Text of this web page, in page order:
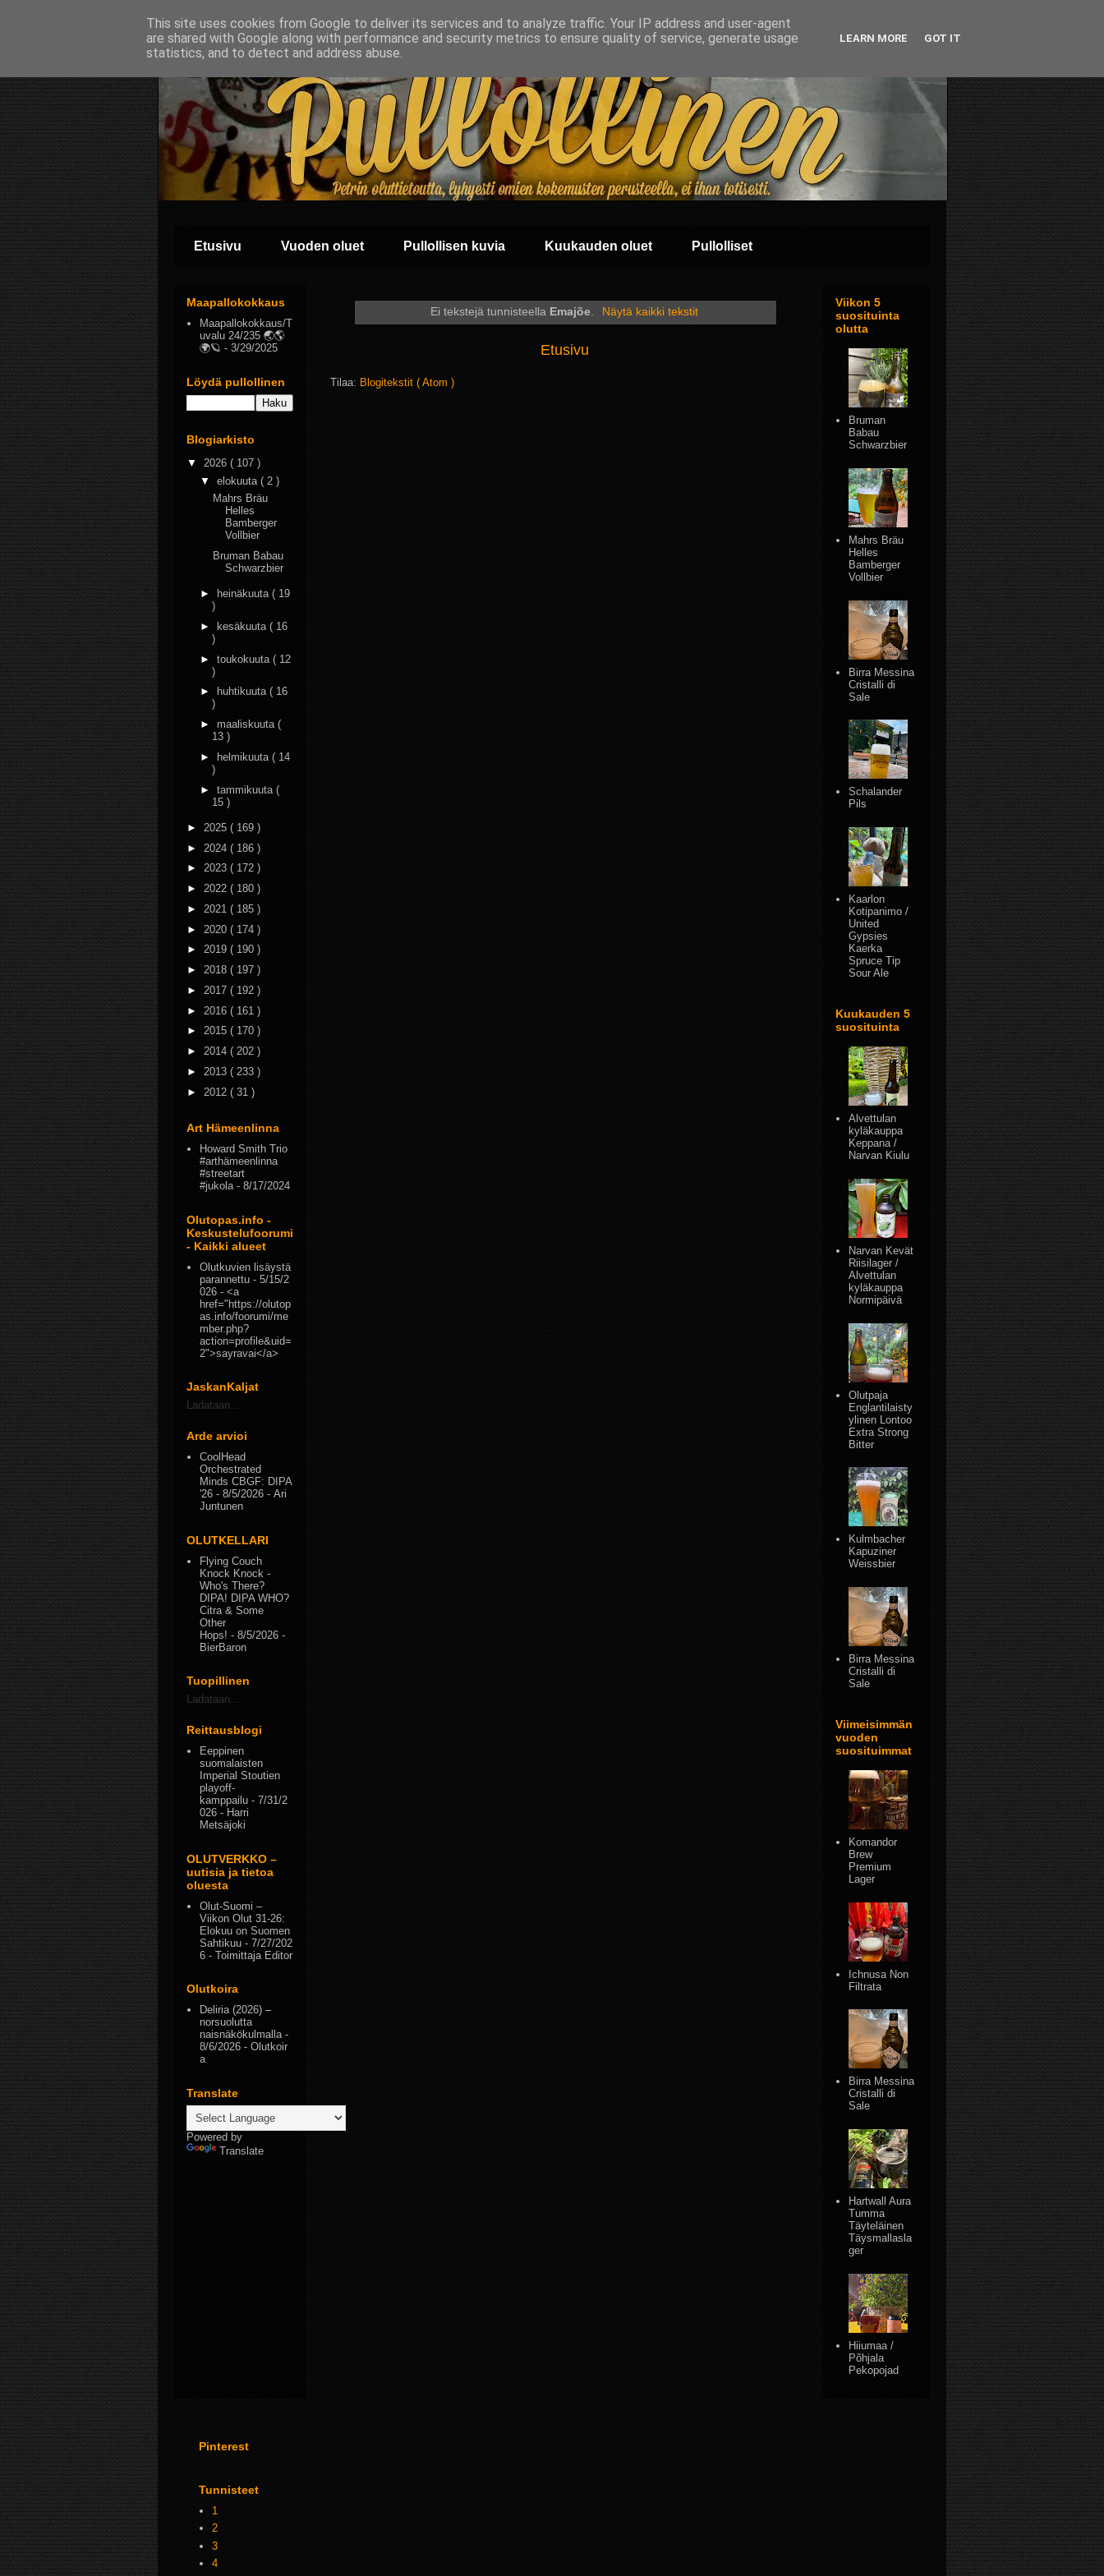
Etusivu Vuoden oluet Pullollisen kuvia Kuukauden oluet Pullolliset
Ei tekstejä tunnisteella Emajõe. Näytä kaikki tekstit
Etusivu
Tilaa: Blogitekstit ( Atom )
Maapallokokkaus
Maapallokokkaus/T
uvalu 24/235 🌏🌎
🌍🪐 - 3/29/2025
Löydä pullollinen
Blogiarkisto
▼ 2026 ( 107 )
▼ elokuuta ( 2 )
Mahrs Bräu
Helles
Bamberger
Vollbier
Bruman Babau
Schwarzbier
► heinäkuuta ( 19
)
►
kesäkuuta ( 16
)
► toukokuuta ( 12
)
►
huhtikuuta ( 16
)
► maaliskuuta (
13 )
►
helmikuuta ( 14
)
► tammikuuta (
15 )
► 2025 ( 169 )
► 2024 ( 186 )
► 2023 ( 172 )
► 2022 ( 180 )
► 2021 ( 185 )
► 2020 ( 174 )
► 2019 ( 190 )
► 2018 ( 197 )
► 2017 ( 192 )
► 2016 ( 161 )
► 2015 ( 170 )
► 2014 ( 202 )
► 2013 ( 233 )
► 2012 ( 31 )
Art Hämeenlinna
Howard Smith Trio
#arthämeenlinna
#streetart
#jukola- 8/17/2024
Olutopas.info -
Keskustelufoorumi
- Kaikki alueet
Olutkuvien lisäystä
parannettu - 5/15/2
026 - <a
href="https://olutop
as.info/foorumi/me
mber.php?
action=profile&uid=
2">sayravai</a>
JaskanKaljat
Ladataan...
Arde arvioi
CoolHead
Orchestrated
Minds CBGF: DIPA
'26 - 8/5/2026 - Ari
Juntunen
OLUTKELLARI
Flying Couch
Knock Knock -
Who's There?
DIPA! DIPA WHO?
Citra & Some
Other
Hops! - 8/5/2026 -
BierBaron
Tuopillinen
Ladataan...
Reittausblogi
Eeppinen
suomalaisten
Imperial Stoutien
playoff-
kamppailu - 7/31/2
026 - Harri
Metsäjoki
OLUTVERKKO –
uutisia ja tietoa
oluesta
Olut-Suomi –
Viikon Olut 31-26:
Elokuu on Suomen
Sahtikuu - 7/27/202
6 - Toimittaja Editor
Olutkoira
Deliria (2026) –
norsuolutta
naisnäkökulmalla-
8/6/2026 - Olutkoir
a
Translate
Powered by
Translate
Viikon 5
suosituinta
olutta
Bruman
Babau
Schwarzbier
Mahrs Bräu
Helles
Bamberger
Vollbier
Birra Messina
Cristalli di
Sale
Schalander
Pils
Kaarlon
Kotipanimo /
United
Gypsies
Kaerka
Spruce Tip
Sour Ale
Kuukauden 5
suosituinta
Alvettulan
kyläkauppa
Keppana /
Narvan Kiulu
Narvan Kevät
Riisilager /
Alvettulan
kyläkauppa
Normipäivä
Olutpaja
Englantilaisty
ylinen Lontoo
Extra Strong
Bitter
Kulmbacher
Kapuziner
Weissbier
Birra Messina
Cristalli di
Sale
Viimeisimmän
vuoden
suosituimmat
Komandor
Brew
Premium
Lager
Ichnusa Non
Filtrata
Birra Messina
Cristalli di
Sale
Hartwall Aura
Tumma
Täyteläinen
Täysmallasla
ger
Hiiumaa /
Põhjala
Pekopojad
Pinterest
Tunnisteet
1
2
3
4
This site uses cookies from Google to deliver its services and to analyze traffic. Your IP address and user-agent
are shared with Google along with performance and security metrics to ensure quality of service, generate usage
statistics, and to detect and address abuse.
LEARN MORE GOT IT